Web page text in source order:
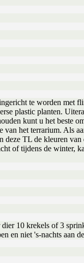
te worden met
plastic planten.
kunt u het beste
het terrarium. Als
TL de kleuren
of tijdens de winter,
10 krekels of 3
en niet 's-nachts aan